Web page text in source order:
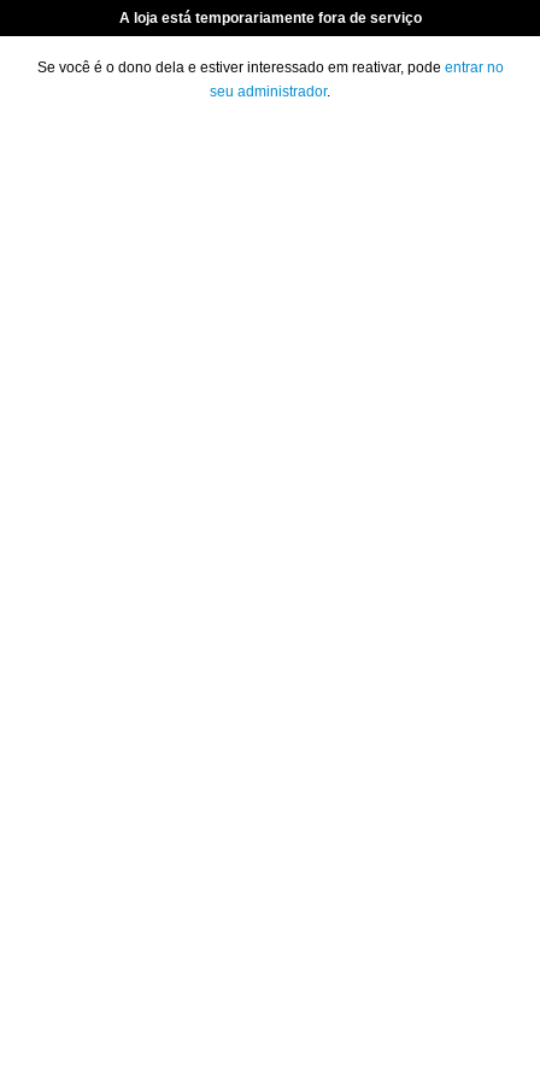
A loja está temporariamente fora de serviço
Se você é o dono dela e estiver interessado em reativar, pode entrar no
seu administrador.